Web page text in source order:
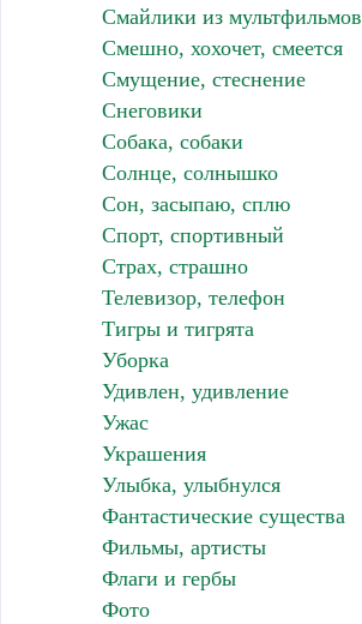
Смайлики из мультфильмов
Смешно, хохочет, смеется
Смущение, стеснение
Снеговики
Собака, собаки
Солнце, солнышко
Сон, засыпаю, сплю
Спорт, спортивный
Страх, страшно
Телевизор, телефон
Тигры и тигрята
Уборка
Удивлен, удивление
Ужас
Украшения
Улыбка, улыбнулся
Фантастические существа
Фильмы, артисты
Флаги и гербы
Фото